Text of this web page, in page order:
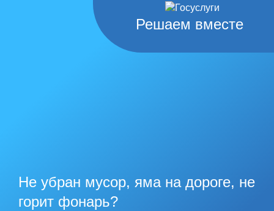
Решаем вместе
Не убран мусор, яма на дороге, не
горит фонарь?